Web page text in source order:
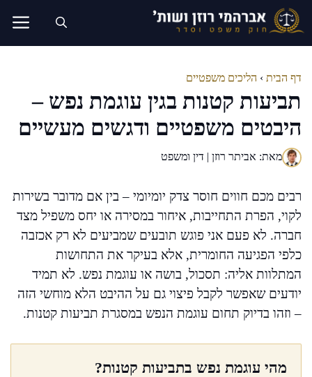
לדלג
לתוכן
דף הבית › הליכים משפטיים
תביעות קטנות בגין עוגמת נפש –
היבטים משפטיים ודגשים מעשיים
מאת: אביתר רוזן | דין ומשפט
רבים מכם חווים חוסר צדק יומיומי – בין אם מדובר בשירות
לקוי, הפרת התחייבות, איחור במסירה או יחס משפיל מצד
חברה. לא פעם אני פוגש תובעים שמביעים לא רק אכזבה
כלפי הפגיעה החומרית, אלא בעיקר את התחושות
המתלוות אליה: תסכול, בושה או עוגמת נפש. לא תמיד
יודעים שאפשר לקבל פיצוי גם על ההיבט הלא מוחשי הזה
– וזהו בדיוק תחום עוגמת הנפש במסגרת תביעות קטנות.
מהי עוגמת נפש בתביעות קטנות?